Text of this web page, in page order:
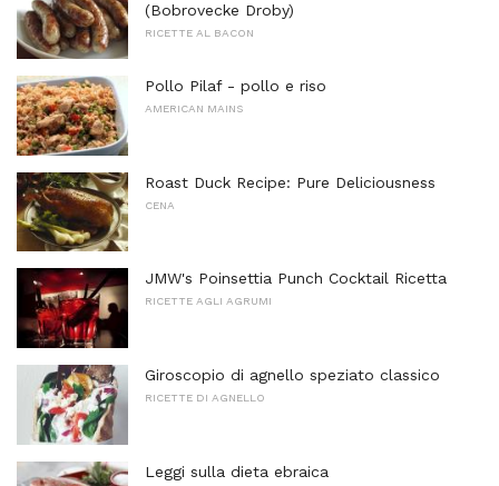
(Bobrovecke Droby)
RICETTE AL BACON
Pollo Pilaf - pollo e riso
AMERICAN MAINS
Roast Duck Recipe: Pure Deliciousness
CENA
JMW's Poinsettia Punch Cocktail Ricetta
RICETTE AGLI AGRUMI
Giroscopio di agnello speziato classico
RICETTE DI AGNELLO
Leggi sulla dieta ebraica